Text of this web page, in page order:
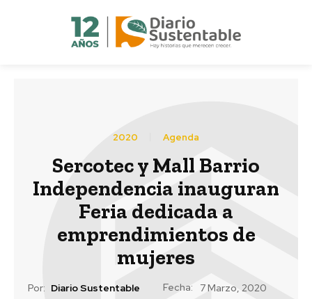
2020 Agenda
Sercotec y Mall Barrio
Independencia inauguran
Feria dedicada a
emprendimientos de
mujeres
Por: Diario Sustentable Fecha: 7 Marzo, 2020